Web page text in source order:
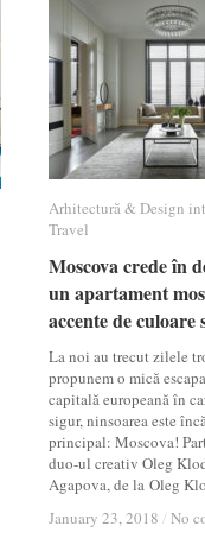
Arhitectură & Design
Travel
Moscova crede în
un apartament
accente de culoare
La noi au trecut zilele
propunem o mică
capitală europeană în
sigur, ninsoarea este
principal: Moscova!
duo-ul creativ Oleg
Agapova, de la Oleg
January 23, 2018 / No
Arhitectură & Design
Travel
Moscova crede în
un apartament
accente de culoare
January 23, 2018 / No